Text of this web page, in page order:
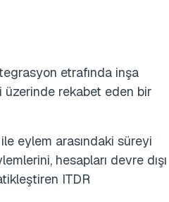
etrafında inşa
rekabet eden bir
eylem arasındaki süreyi
hesapları devre dışı
ITDR